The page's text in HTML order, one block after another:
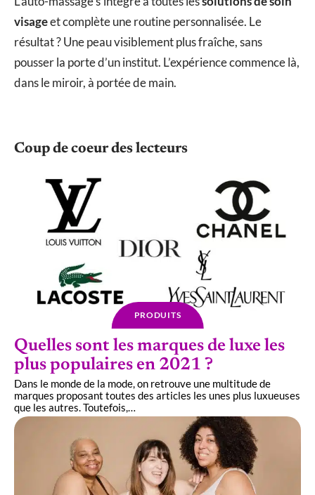
visageet complète une routine personnalisée. Le
résultat ? Une peau visiblement plus fraîche, sans
pousser la porte d’un institut. L’expérience commence là,
dans le miroir, à portée de main.
Coup de coeur des lecteurs
PRODUITS
Quelles sont les marques de luxe les
plus populaires en 2021 ?
Dans le monde de la mode, on retrouve une multitude de
marques proposant toutes des articles les unes plus luxueuses
que les autres. Toutefois,…